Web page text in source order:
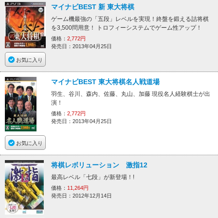
お気に入り
マイナビBEST 新 東大将棋
ゲーム機最強の「五段」レベルを実現！終盤を鍛える詰将棋
を3,500問用意！ トロフィーシステムでゲーム性アップ！
価格： 2,772円
発売日：2013年04月25日
お気に入り
マイナビBEST 東大将棋名人戦道場
羽生、谷川、森内、佐藤、丸山、加藤 現役名人経験棋士が出
演！
価格： 2,772円
発売日：2013年04月25日
将棋レボリューション 激指12
最高レベル「七段」が新登場！!
価格： 11,264円
発売日：2012年12月14日